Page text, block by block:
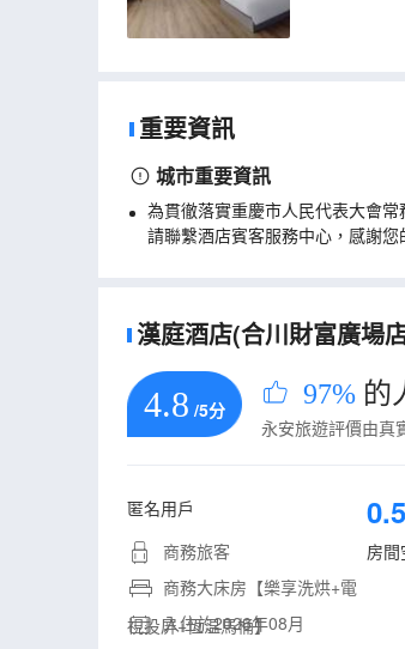
重要資訊
城市重要資訊
為貫徹落實重慶市人民代表大會
請聯繫酒店賓客服務中心，感謝您
漢庭酒店(合川財富廣場
4.8 /5分 97% 的
永安旅遊評價由真
匿名用戶
商務旅客
商務大床房【樂享洗烘+電
視投屏+恆温馬桶】
入住於2026年08月
0.5
房